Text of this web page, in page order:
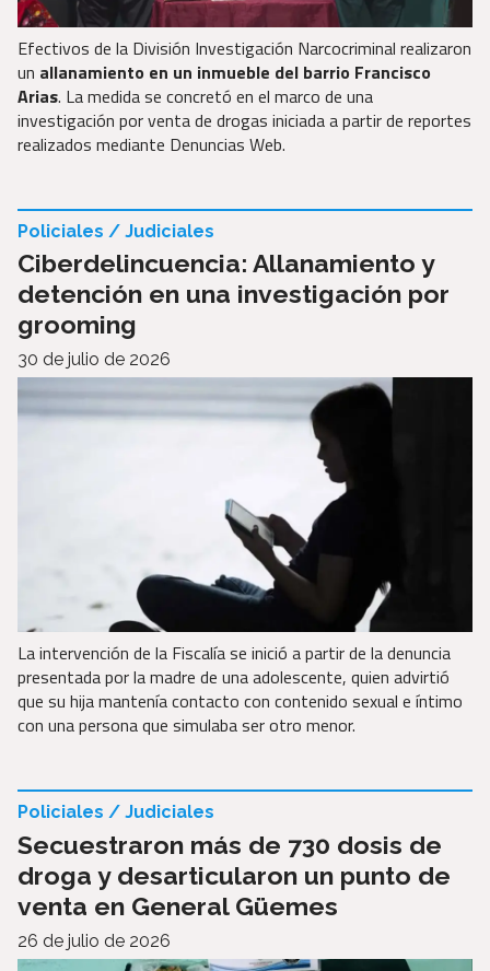
Efectivos de la División Investigación Narcocriminal realizaron
un allanamiento en un inmueble del barrio Francisco
Arias. La medida se concretó en el marco de una
investigación por venta de drogas iniciada a partir de reportes
realizados mediante Denuncias Web.
Ciberdelincuencia: Allanamiento y
detención en una investigación por
grooming
Policiales / Judiciales
30 de julio de 2026
La intervención de la Fiscalía se inició a partir de la denuncia
presentada por la madre de una adolescente, quien advirtió
que su hija mantenía contacto con contenido sexual e íntimo
con una persona que simulaba ser otro menor.
Secuestraron más de 730 dosis de
droga y desarticularon un punto de
venta en General Güemes
Policiales / Judiciales
26 de julio de 2026